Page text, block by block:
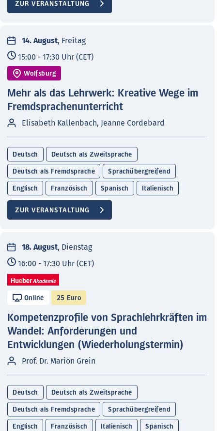
ZUR VERANSTALTUNG
14. August, Freitag
15:00 - 17:30 Uhr (CET)
Wolfsburg
Mehr als das Lehrwerk: Kreative Wege im
Fremdsprachenunterricht
Elisabeth Kallenbach, Jeanne Cordebard
Deutsch Deutsch als Zweitsprache
Deutsch als Fremdsprache Sprachübergreifend
Englisch Französisch Spanisch Italienisch
ZUR VERANSTALTUNG
18. August, Dienstag
16:00 - 17:30 Uhr (CET)
Online 25 Euro
Kompetenzprofile von Sprachlehrkräften im
Wandel: Anforderungen und
Entwicklungen (Wiederholungstermin)
Prof. Dr. Marion Grein
Deutsch Deutsch als Zweitsprache
Deutsch als Fremdsprache Sprachübergreifend
Englisch Französisch Italienisch Spanisch